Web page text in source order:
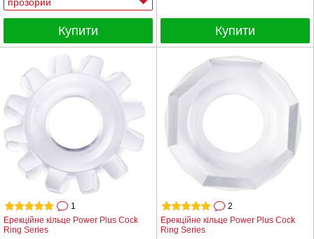
Купити Купити
Ерекційне кільце Power Plus Cock
Ring Series
1
Ерекційне кільце Power Plus Cock
Ring Series
2